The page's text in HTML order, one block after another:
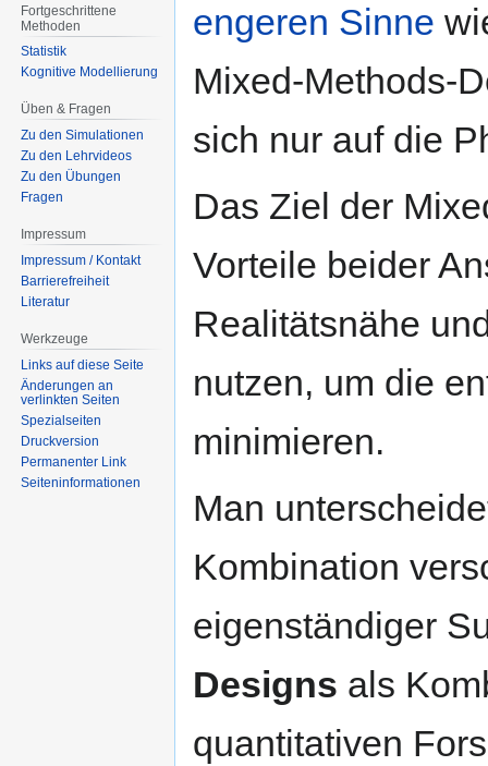
engeren Sinne
Mixed-Methods-
sich nur auf die
Das Ziel der
Vorteile beider
Realitätsnähe
nutzen, um die
minimieren.
Man
Kombination
eigenständiger
Designs als
quantitativen
Fortgeschrittene
Methoden
Statistik
Kognitive Modellierung
Üben & Fragen
Zu den Simulationen
Zu den Lehrvideos
Zu den Übungen
Fragen
Impressum
Impressum / Kontakt
Barrierefreiheit
Literatur
Werkzeuge
Links auf diese Seite
Änderungen an
verlinkten Seiten
Spezialseiten
Druckversion
Permanenter Link
Seiten­informationen